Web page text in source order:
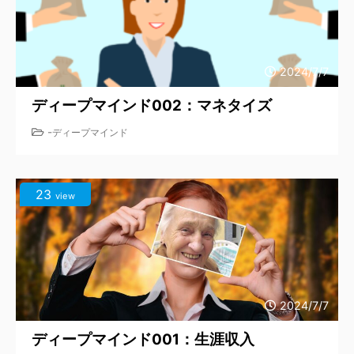
2024/7/7
ディープマインド002：マネタイズ
-ディープマインド
2024/7/7
23 view
ディープマインド001：生涯収入